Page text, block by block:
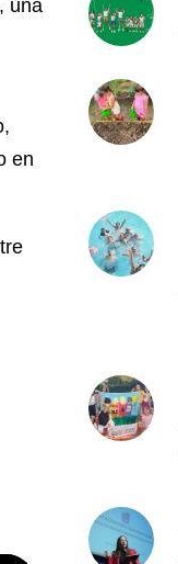
, una
en